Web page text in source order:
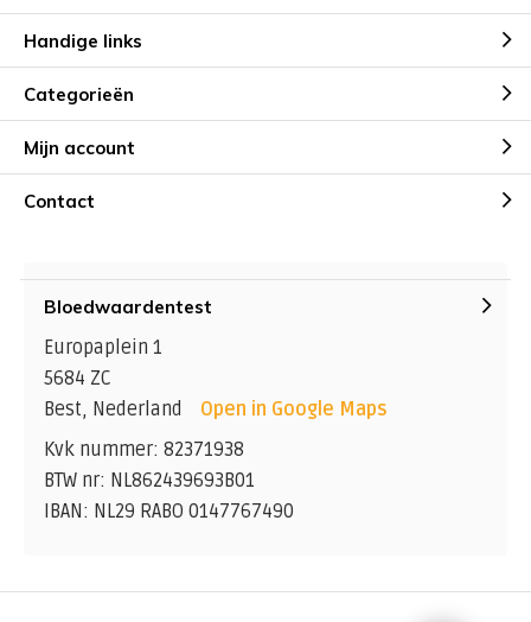
Handige links
Categorieën
Mijn account
Contact
Bloedwaardentest
Europaplein 1
5684 ZC
Best, Nederland
Open in Google Maps
Kvk nummer: 82371938
BTW nr: NL862439693B01
IBAN: NL29 RABO 0147767490